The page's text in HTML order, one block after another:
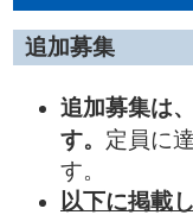
追加募集
追加募集は、
す。 定員に
す。
以下に掲載